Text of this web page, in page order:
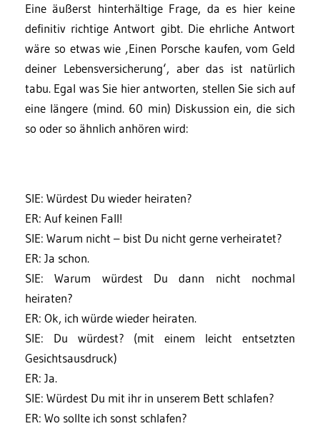
Eine äußerst hinterhältige Frage, da es hier keine
definitiv richtige Antwort gibt. Die ehrliche Antwort
wäre so etwas wie ‚Einen Porsche kaufen, vom Geld
deiner Lebensversicherung‘, aber das ist natürlich
tabu. Egal was Sie hier antworten, stellen Sie sich auf
eine längere (mind. 60 min) Diskussion ein, die sich
so oder so ähnlich anhören wird:
SIE: Würdest Du wieder heiraten?
ER: Auf keinen Fall!
SIE: Warum nicht – bist Du nicht gerne verheiratet?
ER: Ja schon.
SIE: Warum würdest Du dann nicht nochmal
heiraten?
ER: Ok, ich würde wieder heiraten.
SIE: Du würdest? (mit einem leicht entsetzten
Gesichtsausdruck)
ER: Ja.
SIE: Würdest Du mit ihr in unserem Bett schlafen?
ER: Wo sollte ich sonst schlafen?